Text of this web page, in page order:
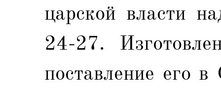
царской власти
24-27.
поставление его